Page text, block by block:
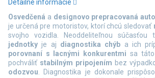
Osvedčená a designovo prepracovaná
je určená pre motoristov, ktorí chcú sledovať
svojho vozidla. Neoddeliteľnou súčasťou
jednotky je aj diagnostika chýb a ich
porovnaní s lacnými konkurentmi sa táto
pochváliť stabilným pripojením bez
odozvou. Diagnostika je dokonale
Detailné informácie